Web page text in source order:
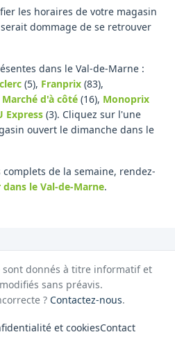
les horaires de votre magasin
dommage de se retrouver
dans le Val-de-Marne :
(5), Franprix (83),
Marché d'à côté (16), Monoprix
Express (3). Cliquez sur l'une
ouvert le dimanche dans le
de la semaine, rendez-
dans le Val-de-Marne.
sont donnés à titre informatif et
sans préavis.
? Contactez-nous.
et cookiesContact